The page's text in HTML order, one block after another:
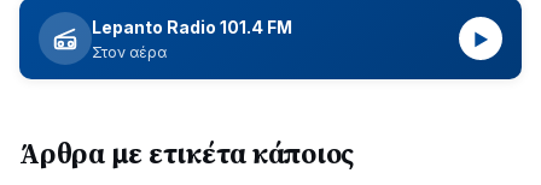
περίπου
δύο
ώρες
εξέλιξη
οι
Lepanto Radio 101.4 FM
Στον αέρα
▶
Άρθρα με ετικέτα κάποιος